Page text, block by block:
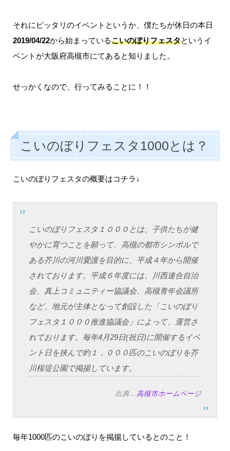
それにピッタリのイベントというか、僕たちが休日の本日
2019/04/22から始まっているこいのぼりフェスタというイ
ベントが大阪府高槻市にてあると知りました。
せっかくなので、行ってみることに！！
こいのぼりフェスタ1000とは？
こいのぼりフェスタの概要はコチラ↓
こいのぼりフェスタ１０００とは、子供たちが健
やかに育つことを願って、高槻の都市シンボルで
ある芥川の河川愛護を目的に、平成４年から開催
されております。平成６年度には、川西連合自治
会、真上コミュニティー協議会、高槻青年会議所
など、地元が主体となって創設した「こいのぼり
フェスタ１０００推進協議会」によって、運営さ
れております。毎年4月29日(祝日)に開催するイベ
ント日を挟んで約１，０００匹のこいのぼりを芥
川桜堤公園で掲揚しています。
出典… 高槻市ホームページ
毎年1000匹のこいのぼりを掲揚しているとのこと！